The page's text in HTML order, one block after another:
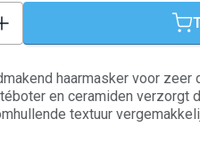
haarmasker voor zeer
en ceramiden verzorgt
textuur